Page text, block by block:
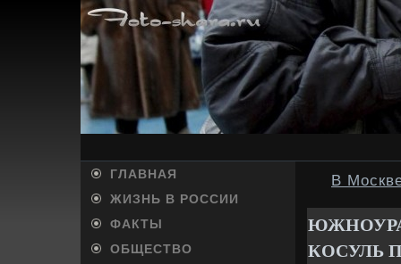
ГЛАВНАЯ
ЖИЗНЬ В РОССИИ
ФАКТЫ
ОБЩЕСТВО
В
КОСУЛЬ